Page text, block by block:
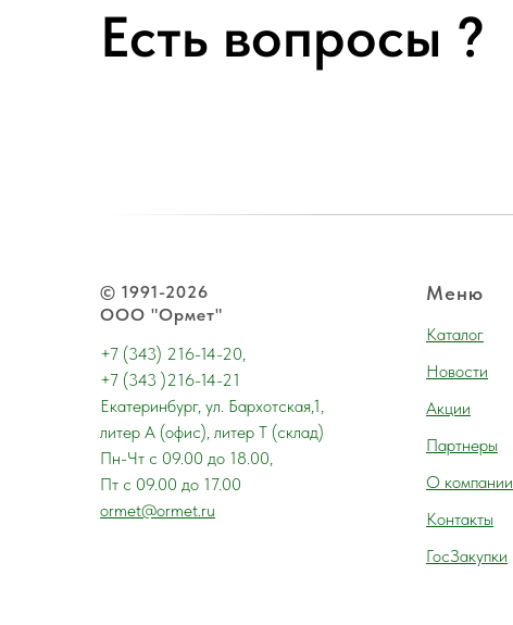
Есть вопросы ?
© 1991-2026
ООО "Ормет"
+7 (343) 216-14-20,
+7 (343 )216-14-21
Екатеринбург, ул. Бархотская,1,
литер А (офис), литер Т (склад)
Пн-Чт с 09.00 до 18.00,
Пт с 09.00 до 17.00
ormet@ormet.ru
Меню
Каталог
Новости
Акции
Партнеры
О компании
Контакты
ГосЗакупки